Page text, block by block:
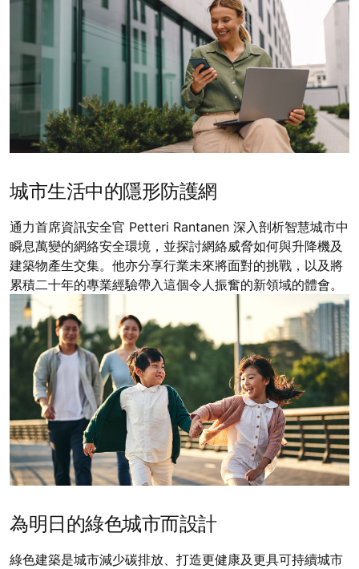
城市生活中的隱形防護網
通力首席資訊安全官 Petteri Rantanen 深入剖析智慧城市中
瞬息萬變的網絡安全環境，並探討網絡威脅如何與升降機及
建築物產生交集。他亦分享行業未來將面對的挑戰，以及將
累積二十年的專業經驗帶入這個令人振奮的新領域的體會。
為明日的綠色城市而設計
綠色建築是城市減少碳排放、打造更健康及更具可持續城市